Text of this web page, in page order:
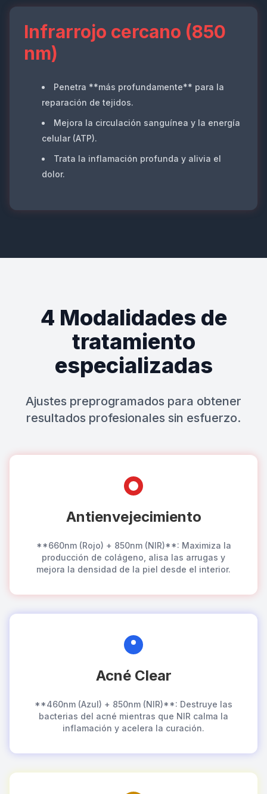
Infrarrojo cercano (850
nm)
Penetra **más profundamente** para la
reparación de tejidos.
Mejora la circulación sanguínea y la energía
celular (ATP).
Trata la inflamación profunda y alivia el
dolor.
4 Modalidades de
tratamiento
especializadas
Ajustes preprogramados para obtener
resultados profesionales sin esfuerzo.
Antienvejecimiento
**660nm (Rojo) + 850nm (NIR)**: Maximiza la
producción de colágeno, alisa las arrugas y
mejora la densidad de la piel desde el interior.
Acné Clear
**460nm (Azul) + 850nm (NIR)**: Destruye las
bacterias del acné mientras que NIR calma la
inflamación y acelera la curación.